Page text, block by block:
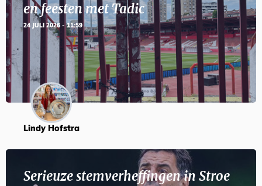
en feesten met Tadic
24 JULI 2026 - 11:59
Lindy Hofstra
Serieuze stemverheffingen in Stroe